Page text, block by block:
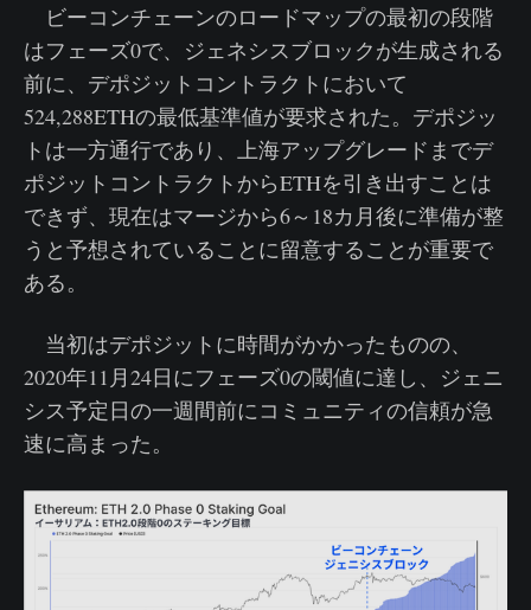
ビーコンチェーンのロードマップの最初の段階
はフェーズ0で、ジェネシスブロックが生成される
前に、デポジットコントラクトにおいて
524,288ETHの最低基準値が要求された。デポジッ
トは一方通行であり、上海アップグレードまでデ
ポジットコントラクトからETHを引き出すことは
できず、現在はマージから6～18カ月後に準備が整
うと予想されていることに留意することが重要で
ある。
当初はデポジットに時間がかかったものの、
2020年11月24日にフェーズ0の閾値に達し、ジェニ
シス予定日の一週間前にコミュニティの信頼が急
速に高まった。